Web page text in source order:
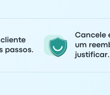
passos.
Cancele
um
justificar.